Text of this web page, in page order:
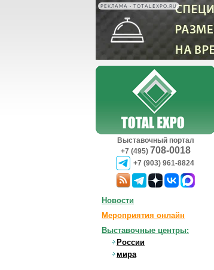
РЕКЛАМА • TOTALEXPO.RU
Выставочный портал
+7 (495) 708-0018
+7 (903) 961-8824
Новости
Мероприятия онлайн
Выставочные центры:
России
мира